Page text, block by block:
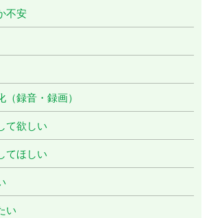
不安
録音・録画）
て欲しい
てほしい
い